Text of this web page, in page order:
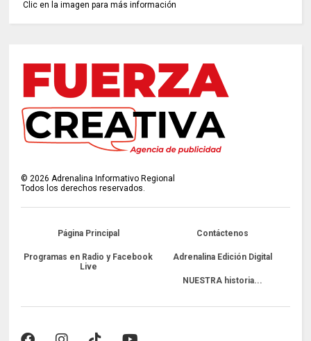
Clic en la imagen para más información
©2026 Adrenalina Informativo Regional
Todos los derechos reservados.
Página Principal Contáctenos
Programas en Radio y Facebook
Live
Adrenalina Edición Digital
NUESTRA historia...